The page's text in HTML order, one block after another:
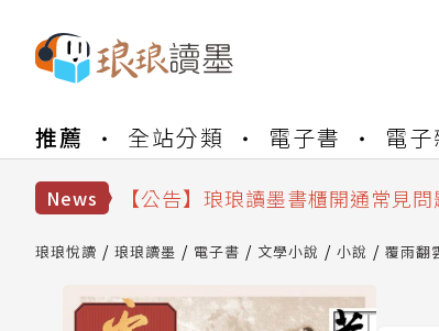
推薦 全站分類 電子書 電
News
【公告】因 Readmoo 讀墨系統
【公告】琅琅讀墨書櫃開通常見問
【公告】琅琅書店服務升級重要說
琅琅悅讀 琅琅讀墨 電子書 文學小說 小說 覆雨翻